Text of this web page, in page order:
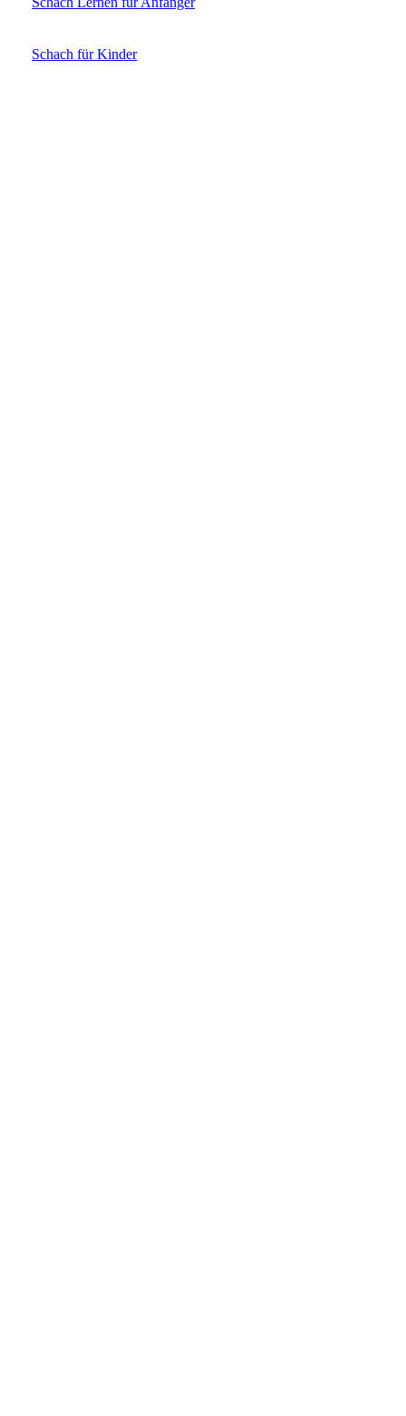
Schach für Kinder